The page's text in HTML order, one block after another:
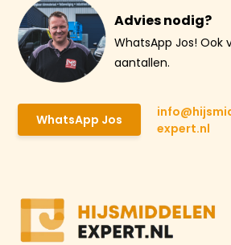
Advies nodig?
WhatsApp Jos! Ook
aantallen.
WhatsApp Jos
expert.nl